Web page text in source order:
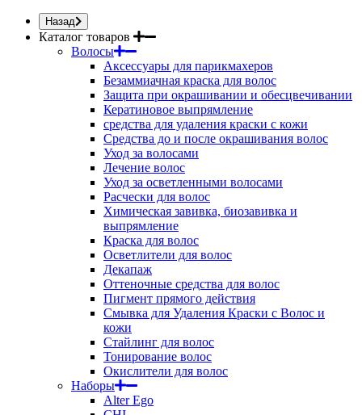
Назад
Каталог товаров
Волосы
Аксессуары для парикмахеров
Безаммиачная краска для волос
Защита при окрашивании и обесцвечивании
Кератиновое выпрямление
средства для удаления краски с кожи
Средства до и после окрашивания волос
Уход за волосами
Лечение волос
Уход за осветленными волосами
Расчески для волос
Химическая завивка, биозавивка и
выпрямление
Краска для волос
Осветлители для волос
Декапаж
Оттеночные средства для волос
Пигмент прямого действия
Смывка для Удаления Краски с Волос и
кожи
Стайлинг для волос
Тонирование волос
Окислители для волос
Наборы
Alter Ego